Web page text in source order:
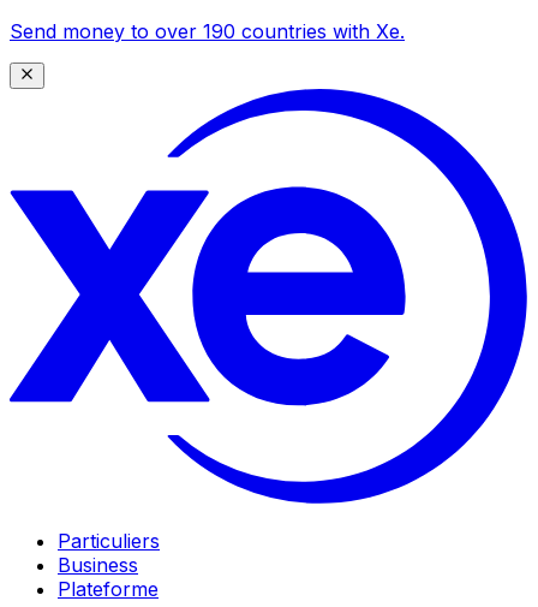
Send money to over 190 countries with Xe.
Particuliers
Business
Plateforme